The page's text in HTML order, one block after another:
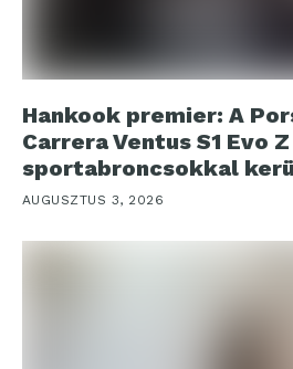
Hankook premier: A
Carrera Ventus S1 Evo Z
sportabroncsokkal
AUGUSZTUS 3, 2026